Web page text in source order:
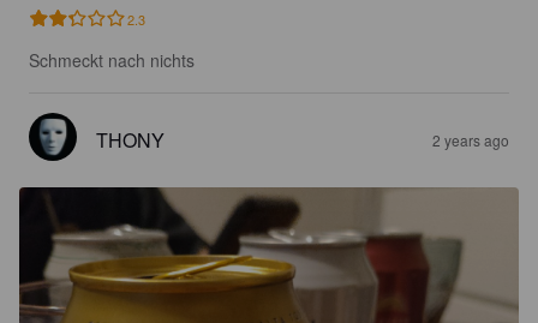
2.3
Schmeckt nach nichts
THONY 2 years ago